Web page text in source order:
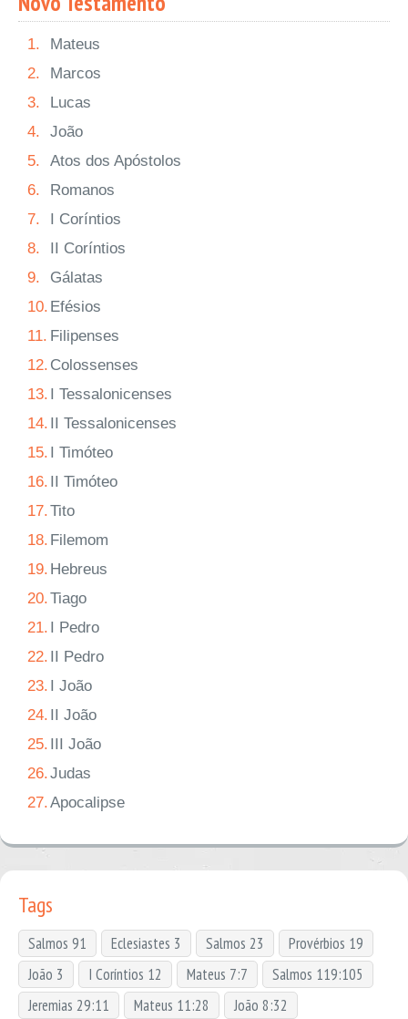
1.
Mateus
2.
Marcos
3.
Lucas
4.
João
5.
Atos dos Apóstolos
6.
Romanos
7.
I Coríntios
8.
II Coríntios
9.
Gálatas
10. Efésios
11. Filipenses
12. Colossenses
13. I Tessalonicenses
14. II Tessalonicenses
15. I Timóteo
16. II Timóteo
17.Tito
18. Filemom
19. Hebreus
20.Tiago
21. I Pedro
22. II Pedro
23. I João
24. II João
25. III João
26.Judas
27.Apocalipse
Tags
Salmos 91 Eclesiastes 3 Salmos 23
Provérbios 19
João 3
I Coríntios 12 Mateus 7:7
Salmos 119:105
Jeremias 29:11
Mateus 11:28 João 8:32